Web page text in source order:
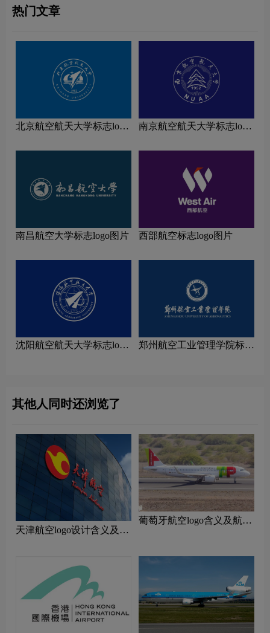
热门文章
北京航空航天大学标志logo
南京航空航天大学标志logo
南昌航空大学标志logo图片 西部航空标志logo图片
沈阳航空航天大学标志logo
郑州航空工业管理学院标志
其他人同时还浏览了
天津航空logo设计含义及设
‌葡萄牙航空logo含义及航空